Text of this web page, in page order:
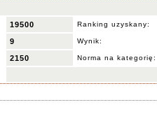
19500 Ranking uzyskany:
9 Wynik:
2150 Norma na kategorię: